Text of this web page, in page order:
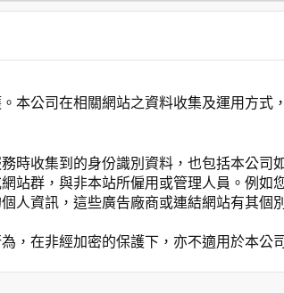
本公司在相關網站之資料收集及運用方式
時收集到的身份識別資料，也包括本公司
站群，與非本站所僱用或管理人員。例如
人資訊，這些廣告廠商或連結網站有其個
，在非經加密的保護下，亦不適用於本公